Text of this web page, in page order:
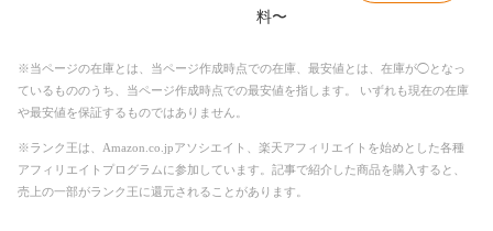
料〜
※当ページの在庫とは、当ページ作成時点での在庫、最安値とは、在庫が◯となっ
ているもののうち、当ページ作成時点での最安値を指します。 いずれも現在の在庫
や最安値を保証するものではありません。
※ランク王は、Amazon.co.jpアソシエイト、楽天アフィリエイトを始めとした各種
アフィリエイトプログラムに参加しています。記事で紹介した商品を購入すると、
売上の一部がランク王に還元されることがあります。